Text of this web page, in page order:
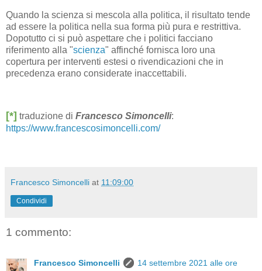
Quando la scienza si mescola alla politica, il risultato tende
ad essere la politica nella sua forma più pura e restrittiva.
Dopotutto ci si può aspettare che i politici facciano
riferimento alla "scienza" affinché fornisca loro una
copertura per interventi estesi o rivendicazioni che in
precedenza erano considerate inaccettabili.
[*] traduzione di Francesco Simoncelli:
https://www.francescosimoncelli.com/
Francesco Simoncelli at 11:09:00
Condividi
1 commento:
Francesco Simoncelli
14 settembre 2021 alle ore